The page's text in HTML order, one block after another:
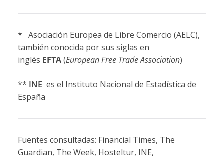
* Asociación Europea de Libre Comercio (AELC),
también conocida por sus siglas en
inglés EFTA(European Free Trade Association)
** INE es el Instituto Nacional de Estadística de
España
Fuentes consultadas: Financial Times, The
Guardian, The Week, Hosteltur, INE,